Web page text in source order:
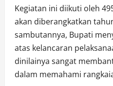
Kegiatan ini diikuti oleh
akan diberangkatkan
sambutannya, Bupati
atas kelancaran
dinilainya sangat
dalam memahami